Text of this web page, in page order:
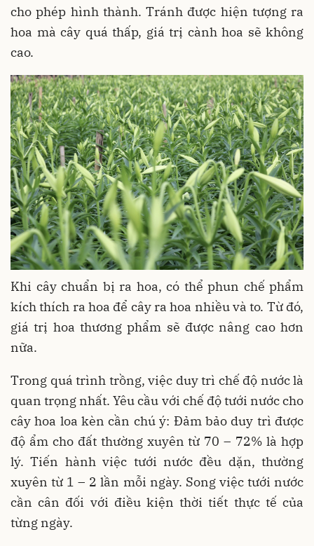
cho phép hình thành. Tránh được hiện tượng ra
hoa mà cây quá thấp, giá trị cành hoa sẽ không
cao.
Khi cây chuẩn bị ra hoa, có thể phun chế phẩm
kích thích ra hoa để cây ra hoa nhiều và to. Từ đó,
giá trị hoa thương phẩm sẽ được nâng cao hơn
nữa.
Trong quá trình trồng, việc duy trì chế độ nước là
quan trọng nhất. Yêu cầu với chế độ tưới nước cho
cây hoa loa kèn cần chú ý: Đảm bảo duy trì được
độ ẩm cho đất thường xuyên từ 70 – 72% là hợp
lý. Tiến hành việc tưới nước đều dặn, thường
xuyên từ 1 – 2 lần mỗi ngày. Song việc tưới nước
cần cân đối với điều kiện thời tiết thực tế của
từng ngày.